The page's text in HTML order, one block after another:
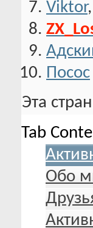
Viktor,
Посос
Эта
Tab
Обо